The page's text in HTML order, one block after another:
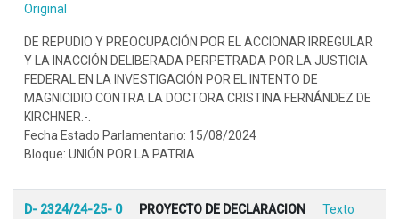
Original
DE REPUDIO Y PREOCUPACIÓN POR EL ACCIONAR IRREGULAR
Y LA INACCIÓN DELIBERADA PERPETRADA POR LA JUSTICIA
FEDERAL EN LA INVESTIGACIÓN POR EL INTENTO DE
MAGNICIDIO CONTRA LA DOCTORA CRISTINA FERNÁNDEZ DE
KIRCHNER.-.
Fecha Estado Parlamentario: 15/08/2024
Bloque: UNIÓN POR LA PATRIA
D- 2324/24-25- 0 PROYECTO DE DECLARACION
Texto